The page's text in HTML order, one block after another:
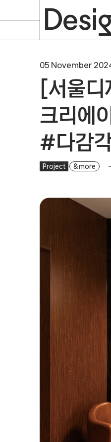
05 November
[서울
크리에
#다감
Project & more
[서울디자인스팟